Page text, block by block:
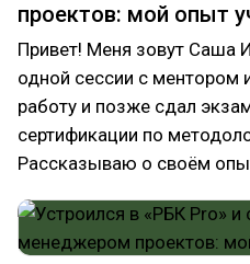
проектов: мой опыт
Привет! Меня зовут Саша
одной сессии с ментором
работу и позже сдал
сертификации по
Рассказываю о своём